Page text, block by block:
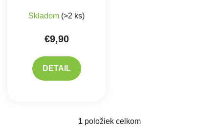
Skladom (>2 ks)
€9,90
DETAIL
Ovládacie prvky výpisu
1 položiek celkom